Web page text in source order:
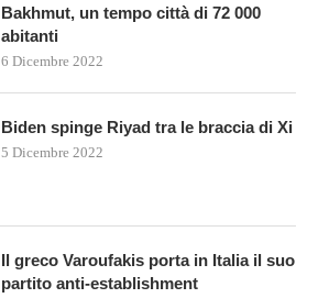
Bakhmut, un tempo città di 72 000
abitanti
6 Dicembre 2022
Biden spinge Riyad tra le braccia di Xi
5 Dicembre 2022
Il greco Varoufakis porta in Italia il suo
partito anti-establishment